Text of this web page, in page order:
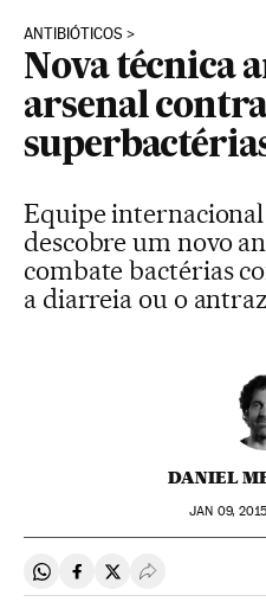
ANTIBIÓTICOS
Nova técnica
arsenal
Equipe
descobre um novo
combate bactérias
a diarreia ou o antraz
DANIEL
JAN 09,
Compartir en Whatsapp
Compartir en Facebook
Compartir en
Desplegar